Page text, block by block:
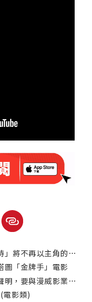
再以主角的身分出現？
圖「金牌手」電影
要與漫威影業切割！
電影類)